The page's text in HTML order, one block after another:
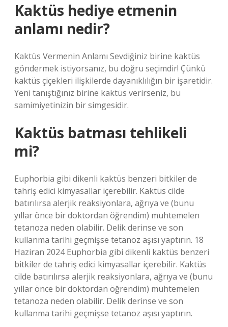
Kaktüs hediye etmenin
anlamı nedir?
Kaktüs Vermenin Anlamı Sevdiğiniz birine kaktüs
göndermek istiyorsanız, bu doğru seçimdir! Çünkü
kaktüs çiçekleri ilişkilerde dayanıklılığın bir işaretidir.
Yeni tanıştığınız birine kaktüs verirseniz, bu
samimiyetinizin bir simgesidir.
Kaktüs batması tehlikeli
mi?
Euphorbia gibi dikenli kaktüs benzeri bitkiler de
tahriş edici kimyasallar içerebilir. Kaktüs cilde
batırılırsa alerjik reaksiyonlara, ağrıya ve (bunu
yıllar önce bir doktordan öğrendim) muhtemelen
tetanoza neden olabilir. Delik derinse ve son
kullanma tarihi geçmişse tetanoz aşısı yaptırın. 18
Haziran 2024 Euphorbia gibi dikenli kaktüs benzeri
bitkiler de tahriş edici kimyasallar içerebilir. Kaktüs
cilde batırılırsa alerjik reaksiyonlara, ağrıya ve (bunu
yıllar önce bir doktordan öğrendim) muhtemelen
tetanoza neden olabilir. Delik derinse ve son
kullanma tarihi geçmişse tetanoz aşısı yaptırın.